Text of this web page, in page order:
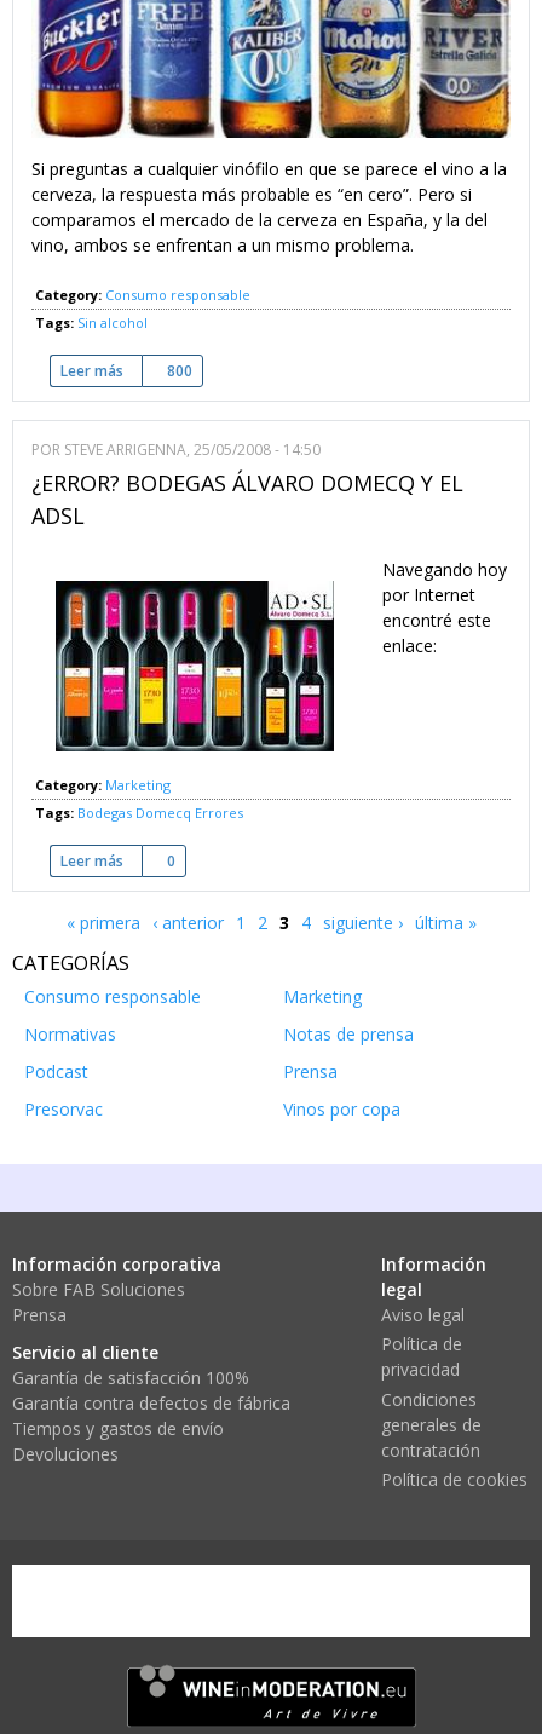
Si preguntas a cualquier vinófilo en que se parece el vino a la
cerveza, la respuesta más probable es “en cero”. Pero si
comparamos el mercado de la cerveza en España, y la del
vino, ambos se enfrentan a un mismo problema.
Category: Consumo responsable
Tags: Sin alcohol
Leer más sobre ¿Qué puede el vino aprender de la cerveza?
800
POR STEVE ARRIGENNA, 25/05/2008 - 14:50
¿ERROR? BODEGAS ÁLVARO DOMECQ Y EL
ADSL
Navegando hoy
por Internet
encontré este
enlace:
Category: Marketing
Tags: Bodegas Domecq Errores
Leer más sobre ¿Error? Bodegas Álvaro Domecq y el ADSL
0
Páginas
« primera ‹ anterior 1 2 3 4 siguiente › última »
CATEGORÍAS
Consumo responsable
Marketing
Normativas
Notas de prensa
Podcast
Prensa
Presorvac
Vinos por copa
Información corporativa
Sobre FAB Soluciones
Prensa
Servicio al cliente
Garantía de satisfacción 100%
Garantía contra defectos de fábrica
Tiempos y gastos de envío
Devoluciones
Información
legal
Aviso legal
Política de
privacidad
Condiciones
generales de
contratación
Política de cookies
wine-in-moderation1.png